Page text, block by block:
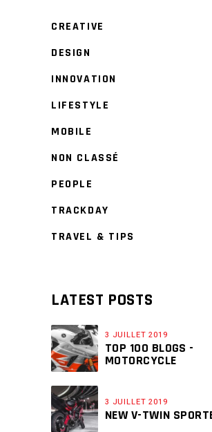
CREATIVE
DESIGN
INNOVATION
LIFESTYLE
MOBILE
NON CLASSÉ
PEOPLE
TRACKDAY
TRAVEL & TIPS
LATEST POSTS
3 JUILLET 2019
TOP 100 BLOGS -
MOTORCYCLE
3 JUILLET 2019
NEW V-TWIN